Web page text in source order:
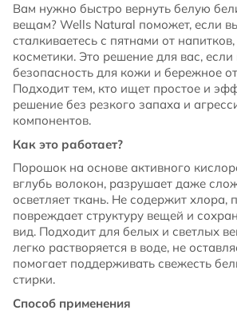
Вам нужно быстро вернуть белую
вещам? Wells Natural поможет, если
сталкиваетесь с пятнами от
косметики. Это решение для вас,
безопасность для кожи и бережное
Подходит тем, кто ищет простое и
решение без резкого запаха и
компонентов.
Как это работает?
Порошок на основе активного
вглубь волокон, разрушает даже
осветляет ткань. Не содержит хлора,
повреждает структуру вещей и
вид. Подходит для белых и светлых
легко растворяется в воде, не
помогает поддерживать свежесть
стирки.
Способ применения